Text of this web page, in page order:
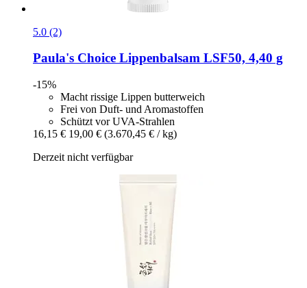
5.0 (2)
Paula's Choice Lippenbalsam LSF50, 4,40 g
-15%
Macht rissige Lippen butterweich
Frei von Duft- und Aromastoffen
Schützt vor UVA-Strahlen
16,15 € 19,00 € (3.670,45 € / kg)
Derzeit nicht verfügbar